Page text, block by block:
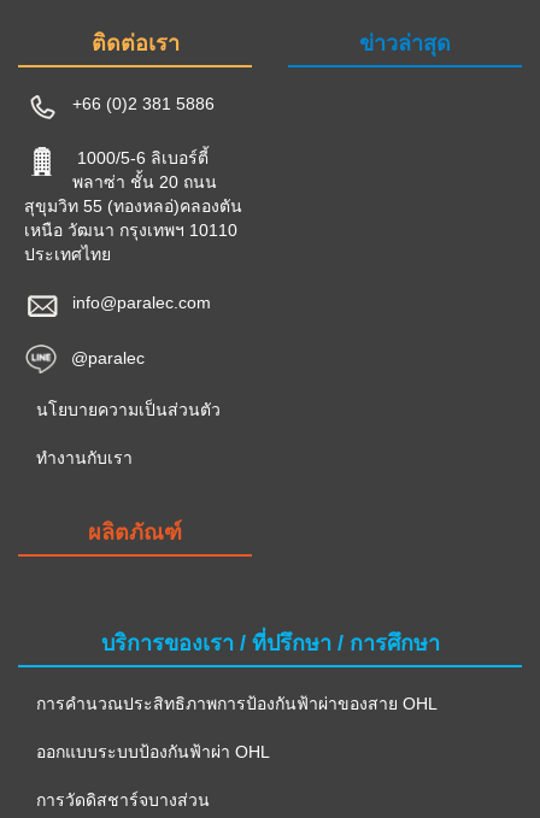
ติดต่อเรา
+66 (0)2 381 5886
1000/5-6 ลิเบอร์ตี้
พลาซ่า ชั้น 20 ถนน
สุขุมวิท 55 (ทองหลอ่)คลองตัน
เหนือ วัฒนา กรุงเทพฯ 10110
ประเทศไทย
info@paralec.com
@paralec
นโยบายความเป็นส่วนตัว
ทำงานกับเรา
ข่าวล่าสุด
ผลิตภัณฑ์
บริการของเรา / ที่ปรึกษา / การศึกษา
การคำนวณประสิทธิภาพการป้องกันฟ้าผ่าของสาย OHL
ออกแบบระบบป้องกันฟ้าผ่า OHL
การวัดดิสชาร์จบางส่วน